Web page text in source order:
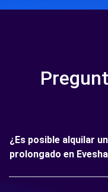
¿Es posible alquilar
prolongado en